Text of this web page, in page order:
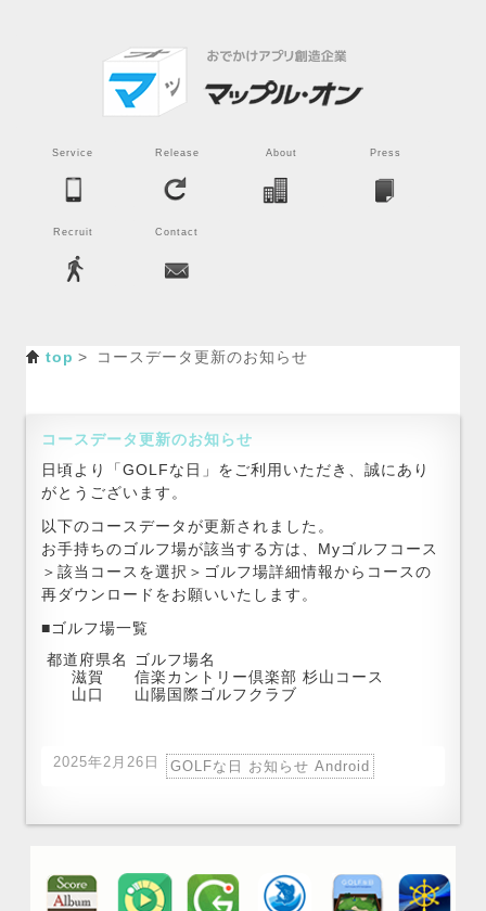
Service Release About Press
Recruit Contact
top コースデータ更新のお知らせ
コースデータ更新のお知らせ
日頃より「GOLFな日」をご利用いただき、誠にあり
がとうございます。
以下のコースデータが更新されました。
お手持ちのゴルフ場が該当する方は、Myゴルフコース
＞該当コースを選択＞ゴルフ場詳細情報からコースの
再ダウンロードをお願いいたします。
■ゴルフ場一覧
都道府県名
ゴルフ場名
滋賀
信楽カントリー倶楽部 杉山コース
山口
山陽国際ゴルフクラブ
2025年2月26日 GOLFな日 お知らせ Android